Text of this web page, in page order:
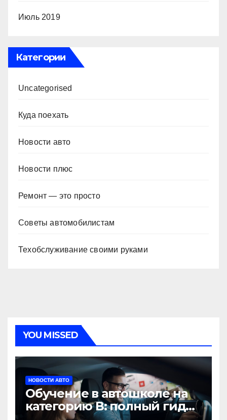
Июль 2019
Категории
Uncategorised
Куда поехать
Новости авто
Новости плюс
Ремонт — это просто
Советы автомобилистам
Техобслуживание своими руками
YOU MISSED
НОВОСТИ АВТО
Обучение в автошколе на
категорию В: полный гид